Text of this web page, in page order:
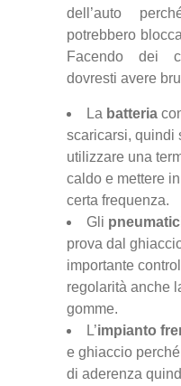
dell’auto
potrebbero
Facendo dei
dovresti avere
La batteria
scaricarsi, quindi
utilizzare una
caldo e mettere
certa frequenza.
Gli
prova dal
importante
regolarità anche
gomme.
L’impianto
e ghiaccio
di aderenza